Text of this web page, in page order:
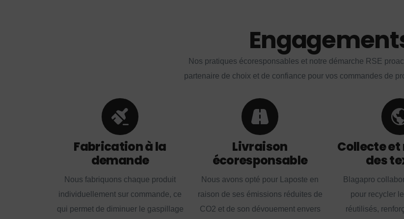
Nos pratiques écoresponsables et notre démarche RSE
partenaire de choix et de confiance pour vos commandes de
Fabrication à la
demande
Nous fabriquons chaque produit
individuellement sur commande, ce
qui permet de diminuer le gaspillage
Livraison
écoresponsable
Nous avons opté pour Laposte en
raison de ses émissions réduites de
CO2 et de son dévouement envers
Collecte
des
Blagapro
pour recycler
réutilisés,